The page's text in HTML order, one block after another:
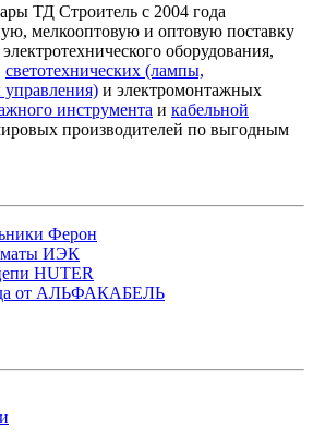
ТД Строитель с 2004 года
мелкооптовую и оптовую поставку
оборудования,
светотехнических (лампы,
и электромонтажных
инструмента и кабельной
производителей по выгодным
Ферон
ИЭК
HUTER
от АЛЬФАКАБЕЛЬ